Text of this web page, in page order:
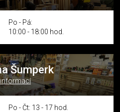
Po - Pá:
10:00 - 18:00 hod.
Šumperk
Po - Čt: 13 - 17 hod.